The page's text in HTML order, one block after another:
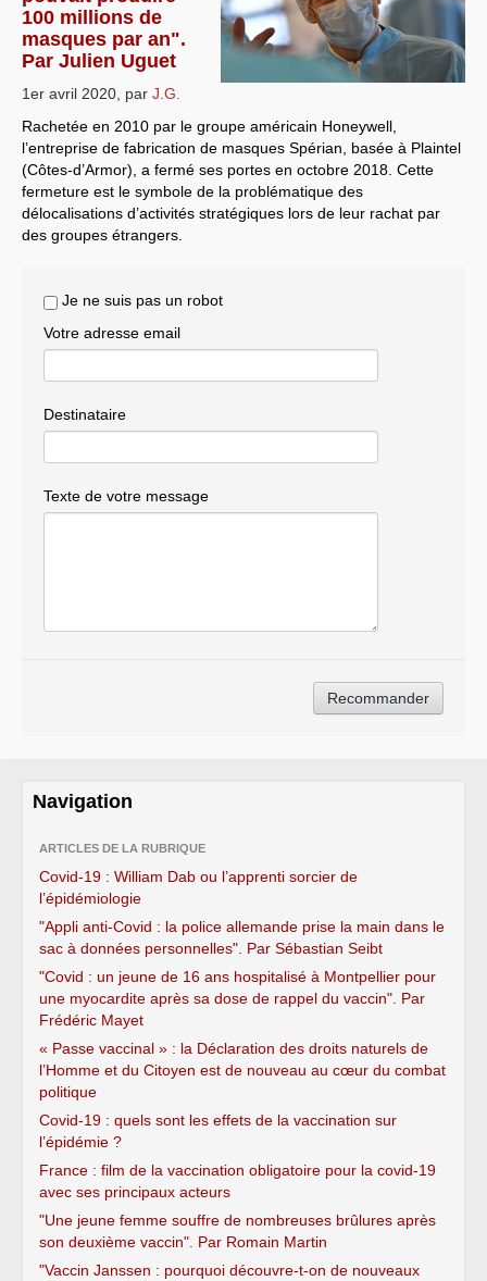
Systèmes & société sous contrôle
Nouvelles de l’antirépublique
Crises "Covid-19 & H1N1"
Guerre en Ukraine
100 millions de
masques par an".
Par Julien Uguet
1er avril 2020 par J.G.
Rachetée en 2010 par le groupe américain Honeywell,
l’entreprise de fabrication de masques Spérian, basée à Plaintel
(Côtes-d’Armor), a fermé ses portes en octobre 2018. Cette
fermeture est le symbole de la problématique des
délocalisations d’activités stratégiques lors de leur rachat par
des groupes étrangers.
Je ne suis pas un robot
Votre adresse email
Destinataire
Texte de votre message
Navigation
ARTICLES DE LA RUBRIQUE
Covid-19 : William Dab ou l’apprenti sorcier de
l’épidémiologie
"Appli anti-Covid : la police allemande prise la main dans le
sac à données personnelles". Par Sébastian Seibt
"Covid : un jeune de 16 ans hospitalisé à Montpellier pour
une myocardite après sa dose de rappel du vaccin". Par
Frédéric Mayet
« Passe vaccinal » : la Déclaration des droits naturels de
l’Homme et du Citoyen est de nouveau au cœur du combat
politique
Covid-19 : quels sont les effets de la vaccination sur
l’épidémie ?
France : film de la vaccination obligatoire pour la covid-19
avec ses principaux acteurs
"Une jeune femme souffre de nombreuses brûlures après
son deuxième vaccin". Par Romain Martin
"Vaccin Janssen : pourquoi découvre-t-on de nouveaux